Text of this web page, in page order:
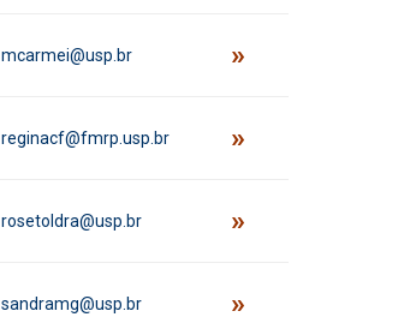
mcarmei@usp.br »
reginacf@fmrp.usp.br »
rosetoldra@usp.br »
sandramg@usp.br »